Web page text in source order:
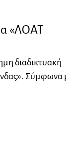
«ΛΟΑΤ
διαδικτυακή
Σύμφωνα